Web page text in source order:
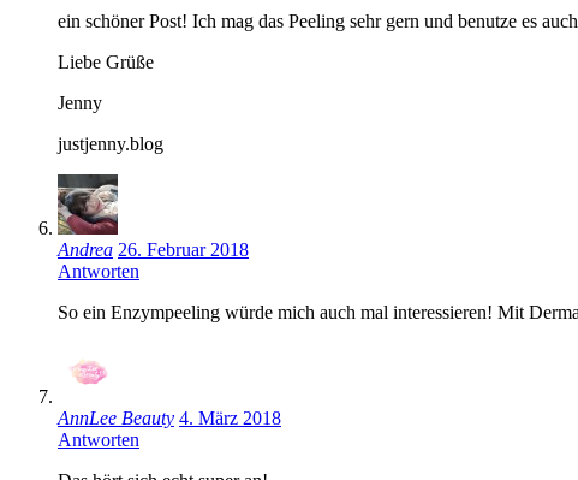
ein schöner Post! Ich mag das Peeling sehr gern und benutze es
Liebe Grüße
Jenny
justjenny.blog
Andrea 26. Februar 2018
Antworten
So ein Enzympeeling würde mich auch mal interessieren! Mit
AnnLee Beauty 4. März 2018
Antworten